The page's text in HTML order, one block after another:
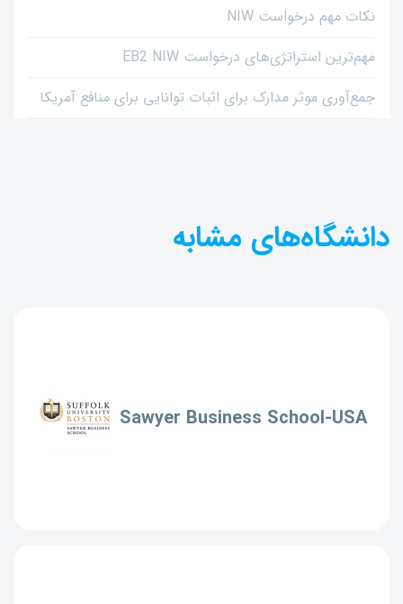
نکات مهم درخواست NIW
مهم‌ترین استراتژی‌های درخواست EB2 NIW
جمع‌آوری موثر مدارک برای اثبات توانایی برای منافع آمریکا
دانشگاه‌های مشابه
Sawyer Business School-USA